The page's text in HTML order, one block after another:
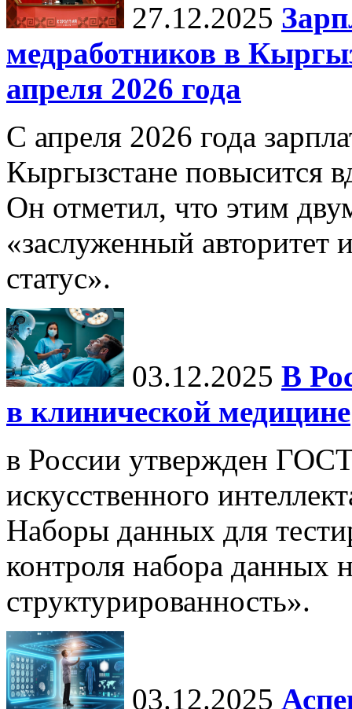
27.12.2025
медработников в
апреля 2026 года
С апреля 2026 года
Кыргызстане повысится
Он отметил, что этим
«заслуженный
статус».
03.12.2025 В
в клинической медицине
в России утвержден
искусственного
Наборы данных для
контроля набора данных
структурированность».
03.12.2025